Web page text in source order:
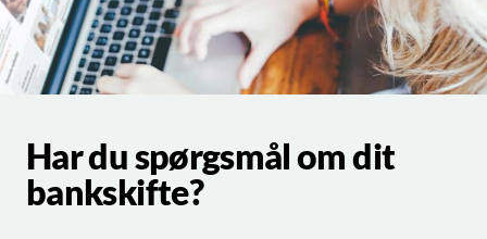
Har du spørgsmål om dit
bankskifte?